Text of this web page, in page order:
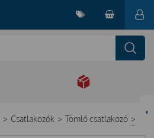
> Csatlakozók > Tömlő csatlakozó >